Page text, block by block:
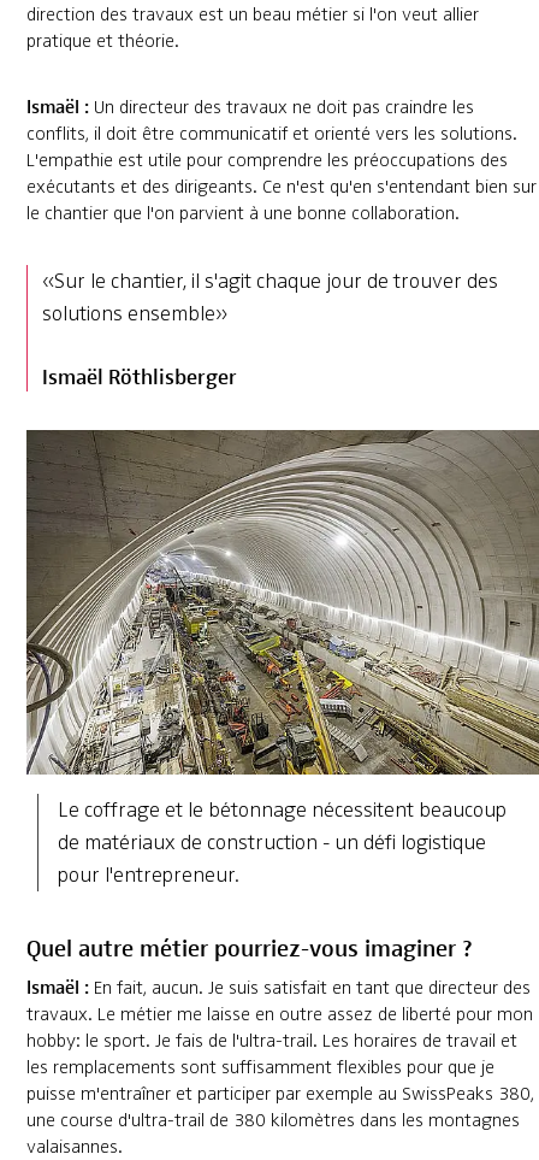
direction des travaux est un beau métier si l'on veut allier
pratique et théorie.
Ismaël : Un directeur des travaux ne doit pas craindre les
conflits, il doit être communicatif et orienté vers les solutions.
L'empathie est utile pour comprendre les préoccupations des
exécutants et des dirigeants. Ce n'est qu'en s'entendant bien sur
le chantier que l'on parvient à une bonne collaboration.
«Sur le chantier, il s'agit chaque jour de trouver des
solutions ensemble»
Ismaël Röthlisberger
Le coffrage et le bétonnage nécessitent beaucoup
de matériaux de construction - un défi logistique
pour l'entrepreneur.
Quel autre métier pourriez-vous imaginer ?
Ismaël :En fait, aucun. Je suis satisfait en tant que directeur des
travaux. Le métier me laisse en outre assez de liberté pour mon
hobby: le sport. Je fais de l'ultra-trail. Les horaires de travail et
les remplacements sont suffisamment flexibles pour que je
puisse m'entraîner et participer par exemple au SwissPeaks 380,
une course d'ultra-trail de 380 kilomètres dans les montagnes
valaisannes.